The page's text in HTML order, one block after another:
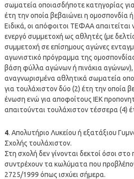
σωματεία οποιασδήποτε κατηγορίας
έτη την οποία βεβαιώνει η ομοσπονδία
Ειδικά, οι απόφοιτοι ΤΕΦΑΑ απαιτείται
ενεργό συμμετοχή ως αθλητές (με
συμμετοχή σε επίσημους αγώνες
αγωνιστικό πρόγραμμα της
βάση φύλλα αγώνων ή πινάκια αγώνων),
αναγνωρισμένα αθλητικά σωματεία
για τουλάχιστον δύο (2) έτη την οποία
ένωση ενώ για αποφοίτους ΙΕΚ
απαιτούνται τουλάχιστον τέσσερα (4)
4. Απολυτήριο Λυκείου ή εξατάξιου
Σχολής τουλάχιστον.
Στη σχολή δεν γίνονται δεκτοί όσοι
συντρέχουν τα κωλύματα που
2725/1999 όπως ισχύει σήμερα.